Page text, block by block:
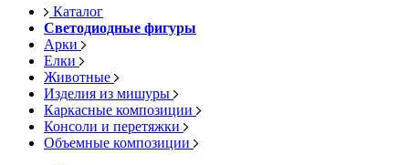
Каталог
Светодиодные фигуры
Арки
Елки
Животные
Изделия из мишуры
Каркасные композиции
Консоли и перетяжки
Объемные композиции